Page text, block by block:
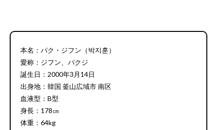
本名：パク・ジフン（박지훈）
愛称：ジフン、パクジ
誕生日：2000年3月14日
出身地：韓国 釜山広域市 南区
血液型：B型
身長：178㎝
体重：64kg